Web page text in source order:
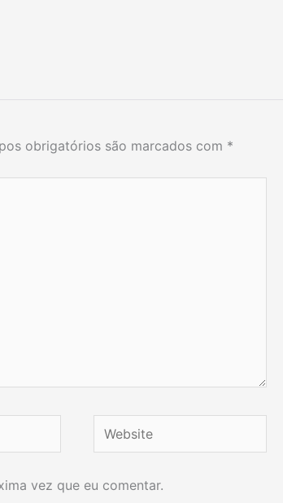
obrigatórios são marcados com *
Website
vez que eu comentar.